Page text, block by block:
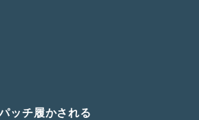
ッチ履かされる